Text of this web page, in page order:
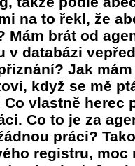
na to řekl, že
Mám brát od
v databázi
Jak
když se mě
vlastně herec
Co to je za
práci?
registru, moc